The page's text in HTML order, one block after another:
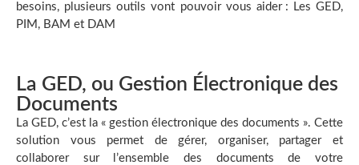
besoins, plusieurs outils vont pouvoir vous aider : Les GED,
PIM, BAM et DAM
La GED, ou Gestion Électronique des
Documents
La GED, c’est la « gestion électronique des documents ». Cette
solution vous permet de gérer, organiser, partager et
collaborer sur l’ensemble des documents de votre